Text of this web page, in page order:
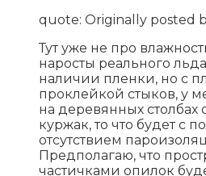
quote: Originally posted
Тут уже не про
наросты реального
наличии пленки, но с
проклейкой стыков, у
на деревянных столбах
куржак, то что будет с
отсутствием
Предполагаю, что
частичками опилок